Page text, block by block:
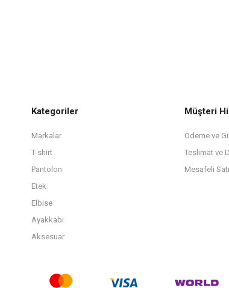
Kategoriler
Markalar
T-shirt
Pantolon
Etek
Elbise
Ayakkabı
Aksesuar
Müşteri
Ödeme ve
Teslimat ve
Mesafeli